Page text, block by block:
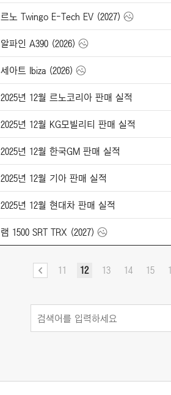
르노 Twingo E-Tech EV (2027)
알파인 A390 (2026)
세아트 Ibiza (2026)
2025년 12월 르노코리아 판매 실적
2025년 12월 KG모빌리티 판매 실적
2025년 12월 한국GM 판매 실적
2025년 12월 기아 판매 실적
2025년 12월 현대차 판매 실적
램 1500 SRT TRX (2027)
11 12 13 14 15